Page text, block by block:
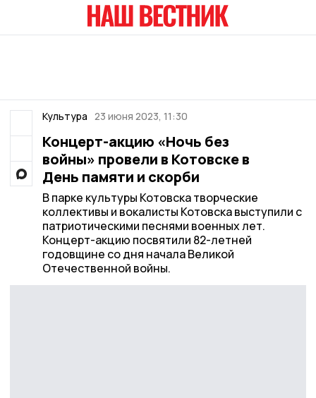
Культура 23 июня 2023, 11:30
Концерт-акцию «Ночь без
войны» провели в Котовске в
День памяти и скорби
В парке культуры Котовска творческие
коллективы и вокалисты Котовска выступили с
патриотическими песнями военных лет.
Концерт-акцию посвятили 82-летней
годовщине со дня начала Великой
Отечественной войны.